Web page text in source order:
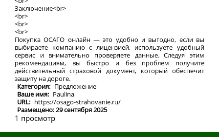
Заключение<br>
<br>
<br>
<br>
Покупка ОСАГО онлайн — это удобно и выгодно, если вы
выбираете компанию с лицензией, используете удобный
сервис и внимательно проверяете данные. Следуя этим
рекомендациям, вы быстро и без проблем получите
действительный страховой документ, который обеспечит
защиту на дороге.
Категория: Предложение
Ваше имя: Paulina
URL: https://osago-strahovanie.ru/
Размещено: 29 сентября 2025
1 просмотр